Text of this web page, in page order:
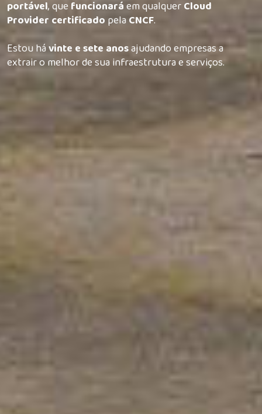
portável, quefuncionaráem qualquerCloud
Provider certificado pelaCNCF.
Estou hávinte e sete anosajudando empresas a
extrair o melhor de sua infraestrutura e serviços.